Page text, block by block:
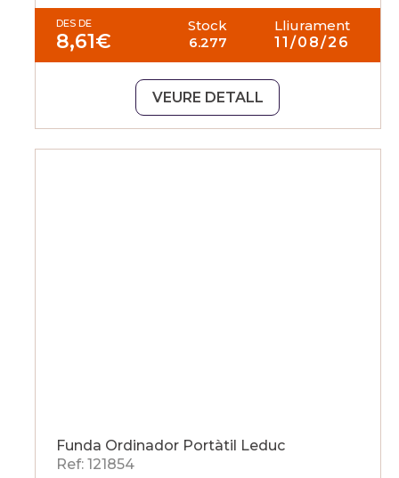
DES DE
8,61€
Stock
6.277
Lliurament
11/08/26
VEURE DETALL
Funda Ordinador Portàtil Leduc
Ref: 121854